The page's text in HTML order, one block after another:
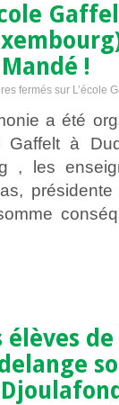
fermés sur L’école
!
a été
Gaffelt à
, les
élèves